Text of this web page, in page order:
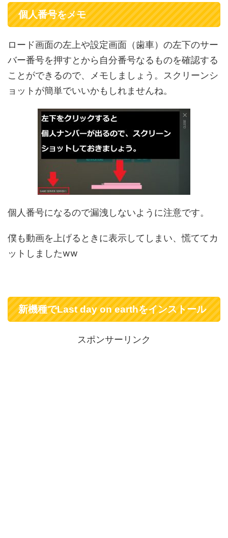
個人番号をメモ
ロード画面の左上や設定画面（歯車）の左下のサー
バー番号を押すとから自分番号なるものを確認する
ことができるので、メモしましょう。スクリーンシ
ョットが簡単でいいかもしれませんね。
個人番号になるので漏洩しないように注意です。
僕も動画を上げるときに表示してしまい、慌ててカ
ットしましたww
新機種でLast day on earthをインストール
スポンサーリンク